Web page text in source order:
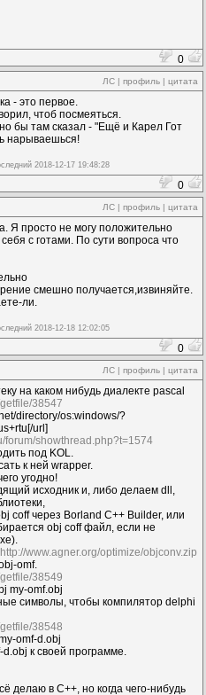
0
ЛС | профиль | цитата
- это первое.
чтоб посмеяться.
бы там сказал - "Ещё и Карел Гот
нарываешься!
2018-12-17 19:48:28
0
ЛС | профиль | цитата
Я просто не могу положительно
с готами. По сути вопроса что
смешно получается,извиняйте.
ли.
2018-12-18 12:02:05
0
ЛС | профиль | цитата
на каком нибудь диалекте pascal
38547
directory/os:windows/?
url]
forum/showthread.php?t=1574
под KOL.
к ней wrapper.
угодно!
исходник и, либо делаем dll,
coff через Borland C++ Builder, или
obj coff файл, если не
http://www.agner.org/optimize/objconv.zip
omf.
38549
my-omf.obj
символы, чтобы компилятор delphi
38548
omf-d.obj
к своей программе.
делаю в C++, но когда чего-нибудь